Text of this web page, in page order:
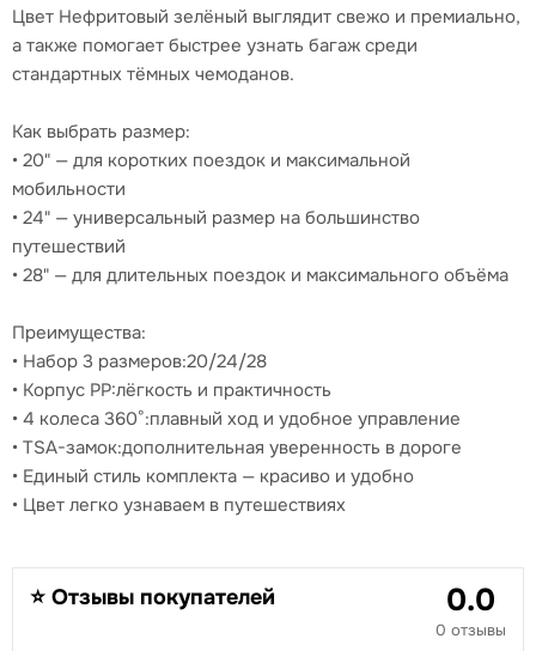
Цвет Нефритовый зелёный выглядит свежо и премиально,
а также помогает быстрее узнать багаж среди
стандартных тёмных чемоданов.
Как выбрать размер:
• 20" — для коротких поездок и максимальной
мобильности
• 24" — универсальный размер на большинство
путешествий
• 28" — для длительных поездок и максимального объёма
Преимущества:
• Набор 3 размеров:20/24/28
• Корпус PP:лёгкость и практичность
• 4 колеса 360°:плавный ход и удобное управление
• TSA-замок:дополнительная уверенность в дороге
• Единый стиль комплекта — красиво и удобно
• Цвет легко узнаваем в путешествиях
⭐ Отзывы покупателей 0.0
0 отзывы